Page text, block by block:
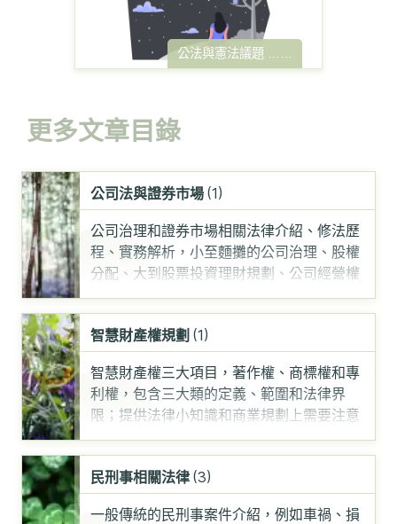
公法與憲法議題 ……
更多文章目錄
公司法與證券市場 (1)
公司治理和證券市場相關法律介紹、修法歷
程、實務解析，小至麵攤的公司治理、股權
分配、大到股票投資理財規劃、公司經營權
爭奪、內線交易市……
智慧財產權規劃 (1)
智慧財產權三大項目，著作權、商標權和專
利權，包含三大類的定義、範圍和法律界
限；提供法律小知識和商業規劃上需要注意
的參考項目，介紹法……
民刑事相關法律 (3)
一般傳統的民刑事案件介紹，例如車禍、損